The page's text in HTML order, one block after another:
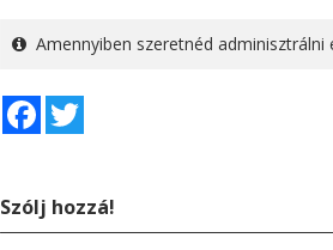
Amennyiben szeretnéd adminisztrálni
Facebook
Szólj hozzá!